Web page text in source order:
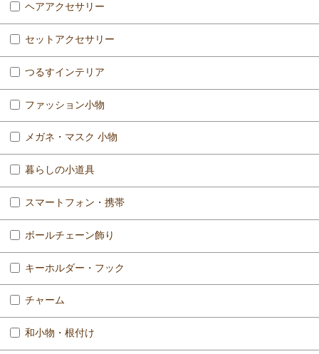
ヘアアクセサリー
セットアクセサリー
つるすインテリア
ファッション小物
メガネ・マスク 小物
暮らしの小道具
スマートフォン・携帯
ボールチェーン飾り
キーホルダー・フック
チャーム
和小物・根付け